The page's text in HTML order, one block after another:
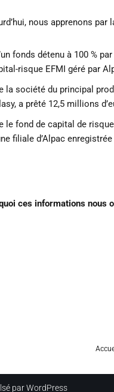
nous apprenons par
fonds détenu à 100 %
risque EFMI géré par
la société du principal
a prêté 12,5 millions
le fond de capital de
filiale d’Alpac
ces informations nous
parWordPress